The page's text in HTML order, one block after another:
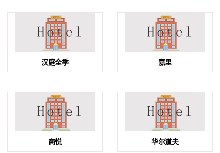
汉庭全季 嘉里
商悦 华尔道夫